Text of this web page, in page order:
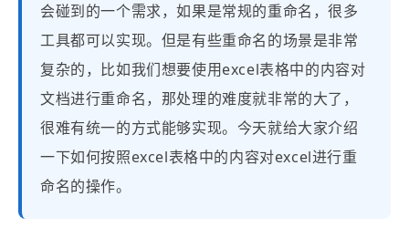
会碰到的一个需求，如果是常规的重命名，很多
工具都可以实现。但是有些重命名的场景是非常
复杂的，比如我们想要使用excel表格中的内容对
文档进行重命名，那处理的难度就非常的大了，
很难有统一的方式能够实现。今天就给大家介绍
一下如何按照excel表格中的内容对excel进行重
命名的操作。